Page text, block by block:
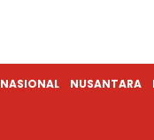
NASIONAL NUSANTARA